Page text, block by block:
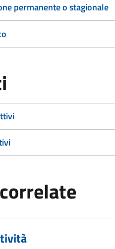
permanente o stagionale